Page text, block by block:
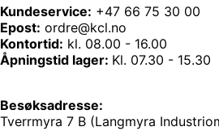
Kundeservice: +47 66 75 30 00
Epost: ordre@kcl.no
Kontortid: kl. 08.00 - 16.00
Åpningstid lager: Kl. 07.30 - 15.30
Besøksadresse:
Tverrmyra 7 B (Langmyra